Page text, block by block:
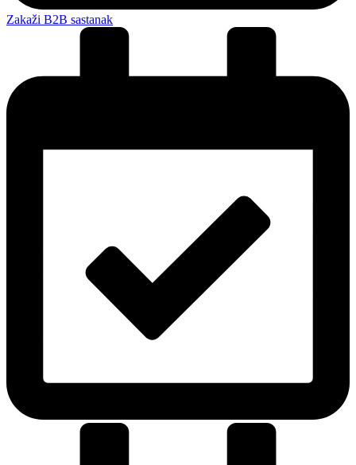
Zakaži B2B sastanak